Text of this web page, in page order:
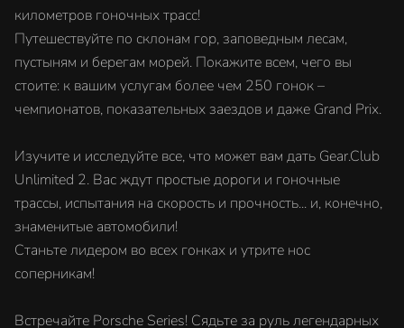
километров гоночных трасс!
Путешествуйте по склонам гор, заповедным лесам,
пустыням и берегам морей. Покажите всем, чего вы
стоите: к вашим услугам более чем 250 гонок –
чемпионатов, показательных заездов и даже Grand Prix.
Изучите и исследуйте все, что может вам дать Gear.Club
Unlimited 2. Вас ждут простые дороги и гоночные
трассы, испытания на скорость и прочность... и, конечно,
знаменитые автомобили!
Станьте лидером во всех гонках и утрите нос
соперникам!
Встречайте Porsche Series! Сядьте за руль легендарных